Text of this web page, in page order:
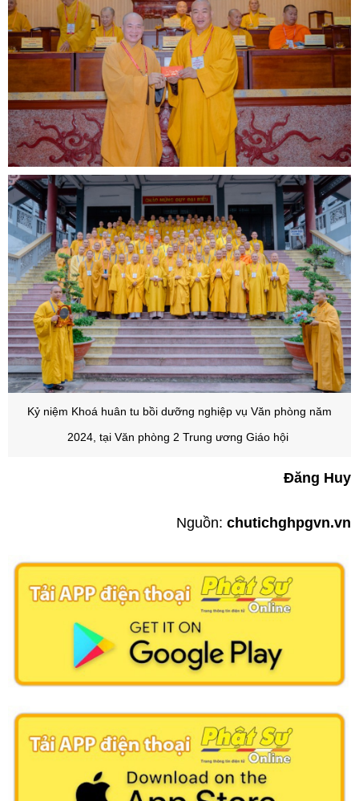
Kỷ niệm Khoá huân tu bồi dưỡng nghiệp vụ Văn phòng năm
2024, tại Văn phòng 2 Trung ương Giáo hội
Đăng Huy
Nguồn: chutichghpgvn.vn